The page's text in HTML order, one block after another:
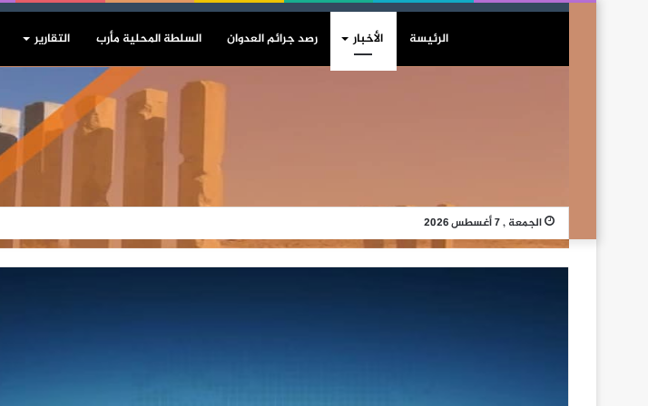
الرئيسة الأخبار رصد جرائم العدوان السلطة المحلية مأرب التقارير
الجمعة , 7 أغسطس 2026